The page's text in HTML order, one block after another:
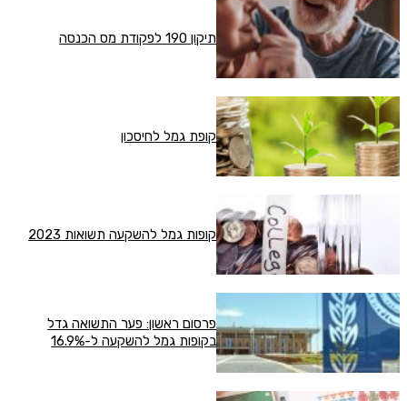
תיקון 190 לפקודת מס הכנסה
קופת גמל לחיסכון
קופות גמל להשקעה תשואות 2023
פרסום ראשון: פער התשואה גדל
בקופות גמל להשקעה ל-16.9%